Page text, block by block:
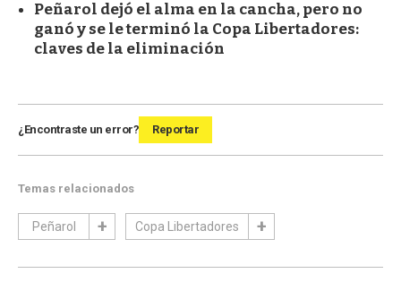
Peñarol dejó el alma en la cancha, pero no
ganó y se le terminó la Copa Libertadores:
claves de la eliminación
¿Encontraste un error? Reportar
Temas relacionados
Peñarol Copa Libertadores